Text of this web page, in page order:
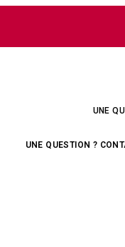
UNE
UNE QUESTION ?